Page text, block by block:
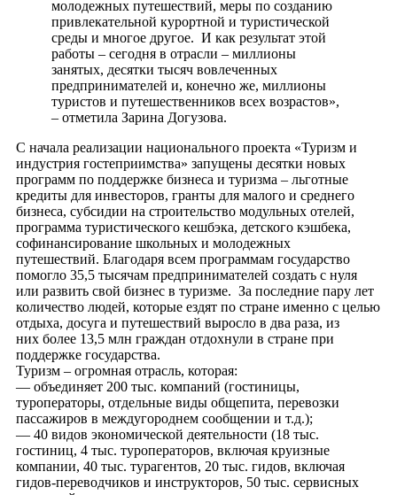
молодежных путешествий, меры по созданию
привлекательной курортной и туристической
среды и многое другое. И как результат этой
работы – сегодня в отрасли – миллионы
занятых, десятки тысяч вовлеченных
предпринимателей и, конечно же, миллионы
туристов и путешественников всех возрастов»,
– отметила Зарина Догузова.
С начала реализации национального проекта «Туризм и
индустрия гостеприимства» запущены десятки новых
программ по поддержке бизнеса и туризма – льготные
кредиты для инвесторов, гранты для малого и среднего
бизнеса, субсидии на строительство модульных отелей,
программа туристического кешбэка, детского кэшбека,
софинансирование школьных и молодежных
путешествий. Благодаря всем программам государство
помогло 35,5 тысячам предпринимателей создать с нуля
или развить свой бизнес в туризме. За последние пару лет
количество людей, которые ездят по стране именно с целью
отдыха, досуга и путешествий выросло в два раза, из
них более 13,5 млн граждан отдохнули в стране при
поддержке государства.
Туризм – огромная отрасль, которая:
— объединяет 200 тыс. компаний (гостиницы,
туроператоры, отдельные виды общепита, перевозки
пассажиров в междугороднем сообщении и т.д.);
— 40 видов экономической деятельности (18 тыс.
гостиниц, 4 тыс. туроператоров, включая круизные
компании, 40 тыс. турагентов, 20 тыс. гидов, включая
гидов-переводчиков и инструкторов, 50 тыс. сервисных